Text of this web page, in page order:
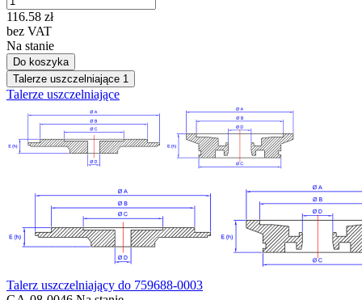
116.58 zł
bez VAT
Na stanie
Do koszyka
Talerze uszczelniające 1
Talerze uszczelniające
Talerz uszczelniający do 759688-0003